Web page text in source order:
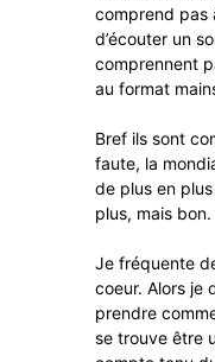
comprend pas
d’écouter un
comprennent
au format
Bref ils sont
faute, la
de plus en
plus, mais bon.
Je fréquente
coeur. Alors je
prendre
se trouve être